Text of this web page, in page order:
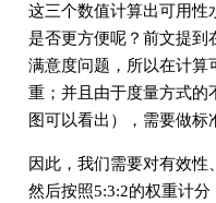
这三个数值计算出可用性
是否更方便呢？前文提到
满意度问题，所以在计算
重；并且由于度量方式的
图可以看出），需要做标
因此，我们需要对有效性
然后按照5:3:2的权重计分